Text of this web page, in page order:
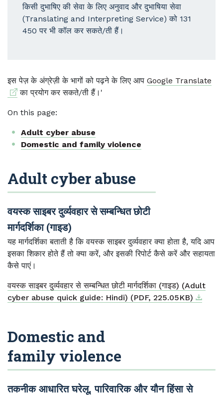
किसी दुभाषिए की सेवा के लिए अनुवाद और दुभाषिया सेवा
(Translating and Interpreting Service) को 131
450 पर भी कॉल कर सकते/ती हैं।
इस पेज़ के अंग्रेज़ी के भागों को पढ़ने के लिए आप Google Translate
का प्रयोग कर सकते/ती हैं।'
On this page:
Adult cyber abuse
Domestic and family violence
Adult cyber abuse
वयस्क साइबर दुर्व्यवहार से सम्बन्धित छोटी
मार्गदर्शिका (गाइड)
यह मार्गदर्शिका बताती है कि वयस्क साइबर दुर्व्यवहार क्या होता है, यदि आप
इसका शिकार होते हैं तो क्या करें, और इसकी रिपोर्ट कैसे करें और सहायता
कैसे पाएं।
वयस्क साइबर दुर्व्यवहार से सम्बन्धित छोटी मार्गदर्शिका (गाइड) (Adult
cyber abuse quick guide: Hindi) (PDF, 225.05KB)
Domestic and
family violence
तकनीक आधारित घरेलू, पारिवारिक और यौन हिंसा से